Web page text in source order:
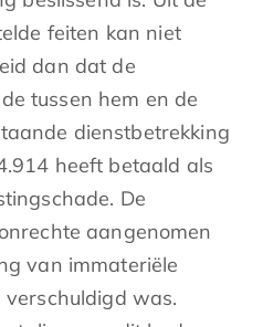
feiten kan niet
dan dat de
tussen hem en de
dienstbetrekking
heeft betaald als
De
aangenomen
van immateriële
was.